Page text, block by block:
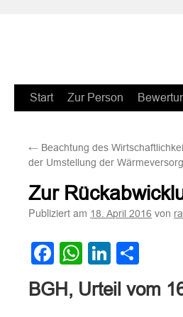
Zum
springen
Start Zur Person
← Beachtung des
der Umstellung der
Zur
Publiziert am 18. April 2016 von
Facebook
WhatsApp
BGH, Urteil vom